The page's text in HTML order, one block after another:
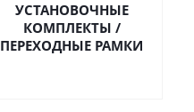
УСТАНОВОЧНЫЕ
КОМПЛЕКТЫ /
ПЕРЕХОДНЫЕ РАМКИ